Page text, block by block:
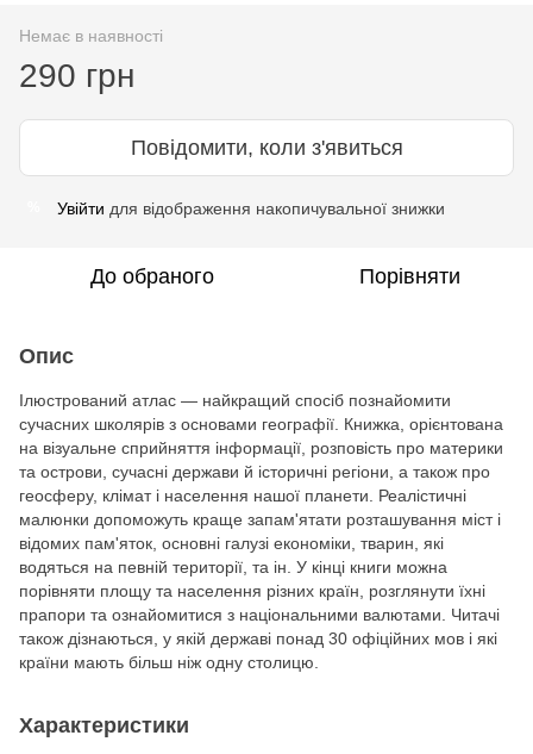
Немає в наявності
290 грн
Повідомити, коли з'явиться
Увійти для відображення накопичувальної знижки
До обраного Порівняти
Опис
Ілюстрований атлас — найкращий спосіб познайомити
сучасних школярів з основами географії. Книжка, орієнтована
на візуальне сприйняття інформації, розповість про материки
та острови, сучасні держави й історичні регіони, а також про
геосферу, клімат і населення нашої планети. Реалістичні
малюнки допоможуть краще запам'ятати розташування міст і
відомих пам'яток, основні галузі економіки, тварин, які
водяться на певній території, та ін. У кінці книги можна
порівняти площу та населення різних країн, розглянути їхні
прапори та ознайомитися з національними валютами. Читачі
також дізнаються, у якій державі понад 30 офіційних мов і які
країни мають більш ніж одну столицю.
Характеристики